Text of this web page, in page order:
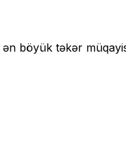
böyük təkər